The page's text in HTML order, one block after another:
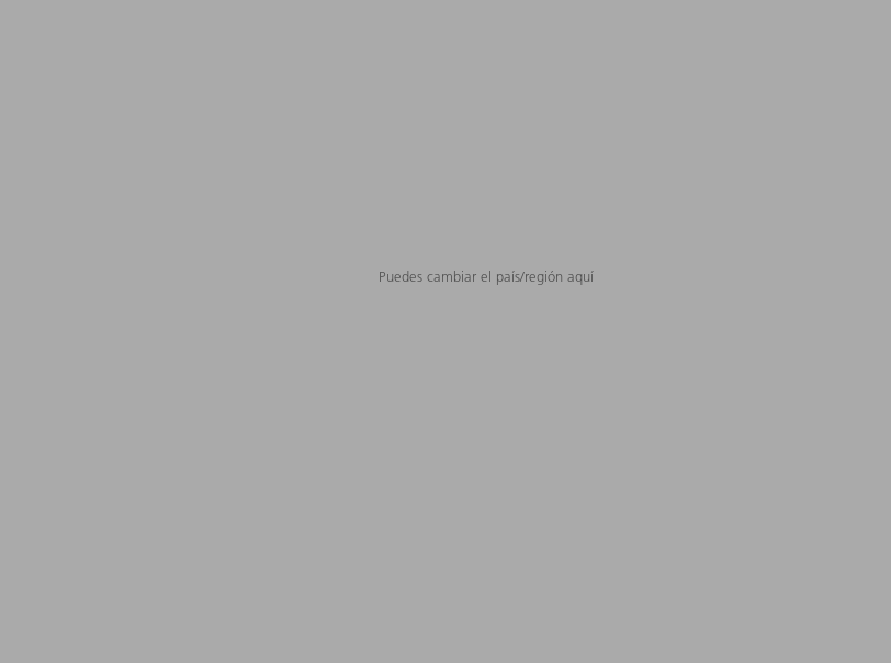
Puedes cambiar el país/región aquí